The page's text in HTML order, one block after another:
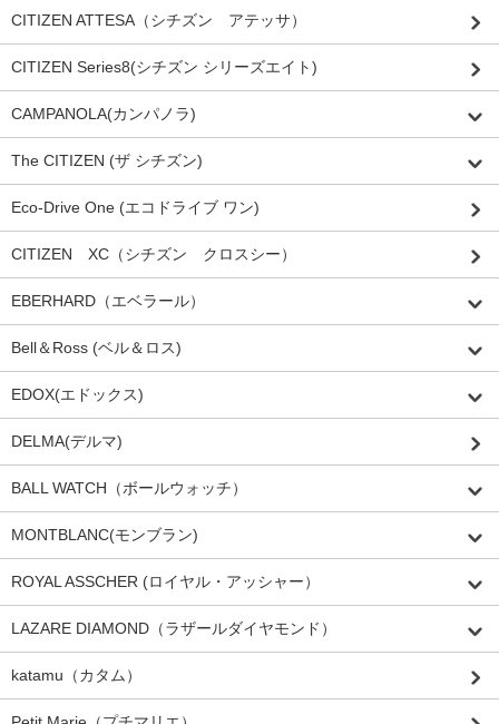
CITIZEN ATTESA（シチズン アテッサ）
CITIZEN Series8(シチズン シリーズエイト)
CAMPANOLA(カンパノラ)
The CITIZEN (ザ シチズン)
Eco-Drive One (エコドライブ ワン)
CITIZEN XC（シチズン クロスシー）
EBERHARD（エベラール）
Bell＆Ross (ベル＆ロス)
EDOX(エドックス)
DELMA(デルマ)
BALL WATCH（ボールウォッチ）
MONTBLANC(モンブラン)
ROYAL ASSCHER (ロイヤル・アッシャー）
LAZARE DIAMOND（ラザールダイヤモンド）
katamu（カタム）